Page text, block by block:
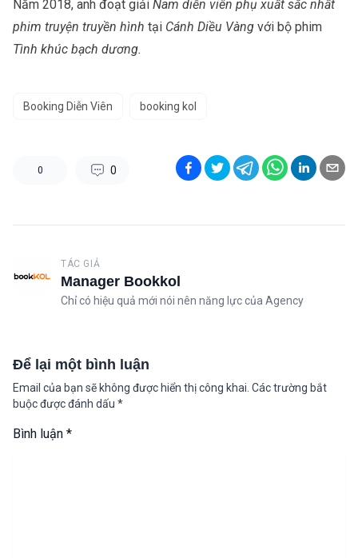
Năm 2018, anh đoạt giải Nam diễn viên phụ xuất sắc nhất
phim truyện truyền hình tại Cánh Diều Vàng với bộ phim
Tình khúc bạch dương.
Booking Diễn Viên booking kol
0 0
TÁC GIẢ
Manager Bookkol
Chỉ có hiệu quả mới nói nên năng lực của Agency
Để lại một bình luận
Email của bạn sẽ không được hiển thị công khai. Các trường bắt
buộc được đánh dấu *
Bình luận *